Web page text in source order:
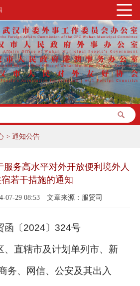
> 通知公告
服务高水平对外开放便利境外人
宿若干措施的通知
07-29 08:53 文章来源：服贸司
函〔2024〕324号
、直辖市及计划单列市、新
务、网信、公安及其出入